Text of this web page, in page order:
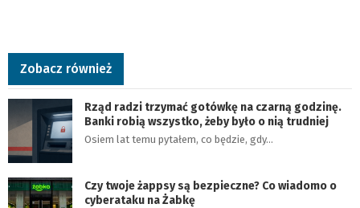
Zobacz również
Rząd radzi trzymać gotówkę na czarną godzinę.
Banki robią wszystko, żeby było o nią trudniej
Osiem lat temu pytałem, co będzie, gdy…
Czy twoje żappsy są bezpieczne? Co wiadomo o
cyberataku na Żabkę